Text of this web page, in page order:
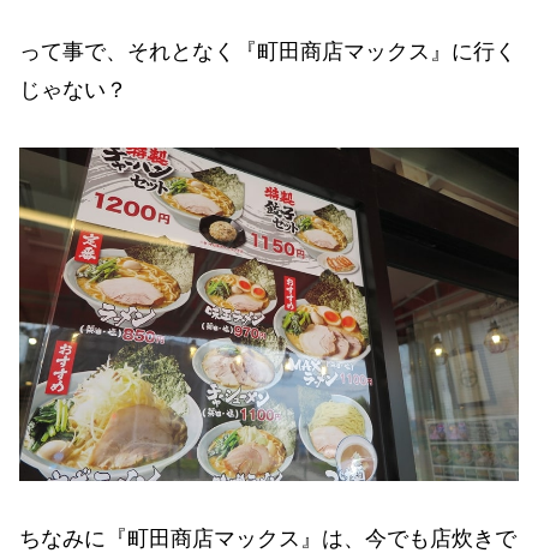
って事で、それとなく『町田商店マックス』に行く
じゃない？
ちなみに『町田商店マックス』は、今でも店炊きで